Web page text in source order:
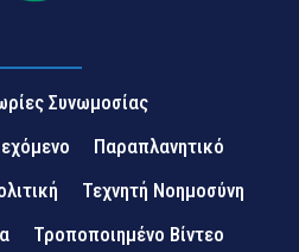
Συνωμοσίας
Παραπλανητικό
Τεχνητή Νοημοσύνη
Τροποποιημένο Βίντεο